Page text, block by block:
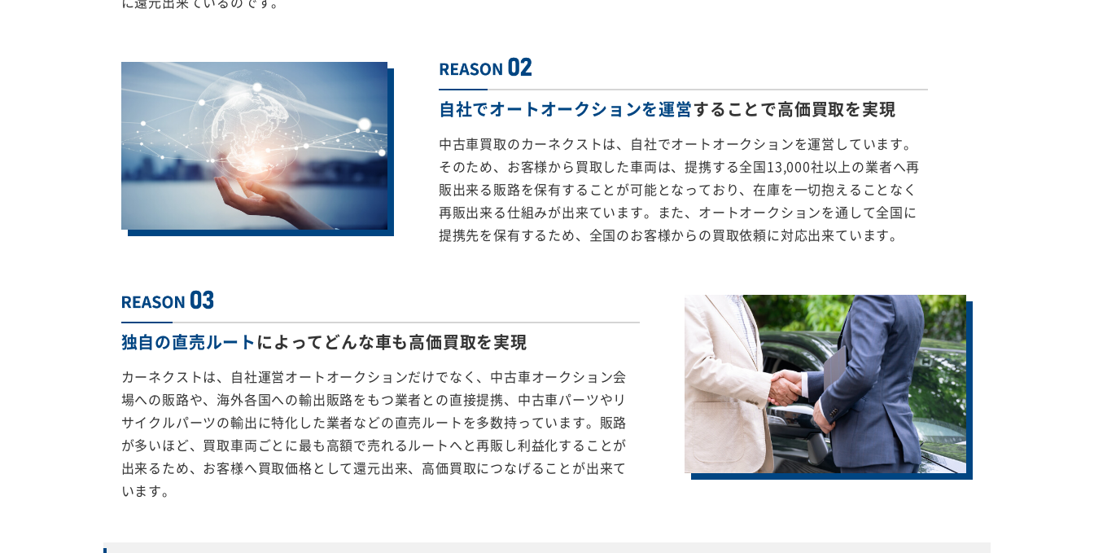
自社でオートオークションを運営することで高価買取を実現
中古車買取のカーネクストは、自社でオートオークションを運営しています。
そのため、お客様から買取した車両は、提携する全国13,000社以上の業者へ再
販出来る販路を保有することが可能となっており、在庫を一切抱えることなく
再販出来る仕組みが出来ています。また、オートオークションを通して全国に
提携先を保有するため、全国のお客様からの買取依頼に対応出来ています。
独自の直売ルートによってどんな車も高価買取を実現
カーネクストは、自社運営オートオークションだけでなく、中古車オークション会
場への販路や、海外各国への輸出販路をもつ業者との直接提携、中古車パーツやリ
サイクルパーツの輸出に特化した業者などの直売ルートを多数持っています。販路
が多いほど、買取車両ごとに最も高額で売れるルートへと再販し利益化することが
出来るため、お客様へ買取価格として還元出来、高価買取につなげることが出来て
います。